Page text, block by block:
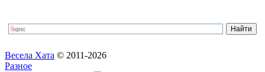
Весела Хата © 2011-2026
Разное